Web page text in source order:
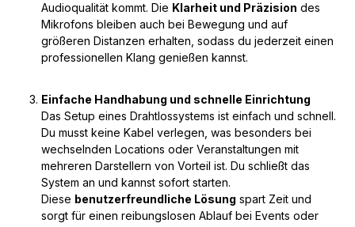
Audioqualität kommt. Die Klarheit und Präzision des
Mikrofons bleiben auch bei Bewegung und auf
größeren Distanzen erhalten, sodass du jederzeit einen
professionellen Klang genießen kannst.
Einfache Handhabung und schnelle Einrichtung
Das Setup eines Drahtlossystems ist einfach und schnell.
Du musst keine Kabel verlegen, was besonders bei
wechselnden Locations oder Veranstaltungen mit
mehreren Darstellern von Vorteil ist. Du schließt das
System an und kannst sofort starten.
Diese benutzerfreundliche Lösung spart Zeit und
sorgt für einen reibungslosen Ablauf bei Events oder